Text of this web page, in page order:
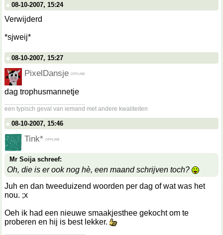
08-10-2007, 15:24
Verwijderd
*sjweij*
08-10-2007, 15:27
PixelDansje
dag trophusmannetje
een typisch geval van iemand met andere kwaliteiten
08-10-2007, 15:46
Tink*
Mr Soija schreef:
Oh, die is er ook nog hè, een maand schrijven toch?
Juh en dan tweeduizend woorden per dag of wat was het
nou. ;x
Oeh ik had een nieuwe smaakjesthee gekocht om te
proberen en hij is best lekker.